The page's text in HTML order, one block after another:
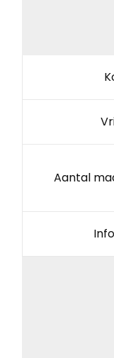
Aantal